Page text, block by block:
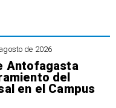
de 2026
Antofagasta
del
en el Campus